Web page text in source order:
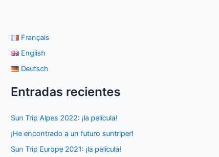
Français
English
Deutsch
Entradas recientes
Sun Trip Alpes 2022: ¡la película!
¡He encontrado a un futuro suntriper!
Sun Trip Europe 2021: ¡la película!